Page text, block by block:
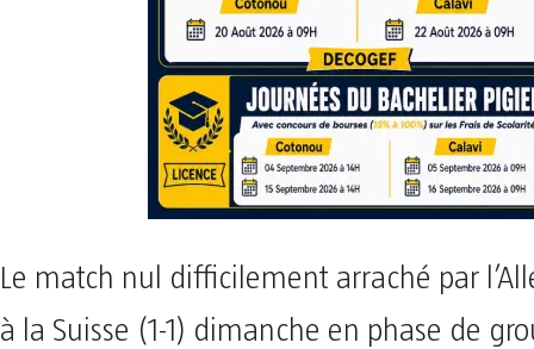
Le match nul difficilement arraché par
à la Suisse (1-1) dimanche en phase de